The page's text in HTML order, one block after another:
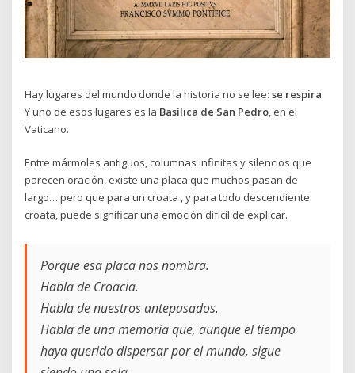
Hay lugares del mundo donde la historia no se lee:se respira.
Y uno de esos lugares es la Basílica de San Pedro, en el
Vaticano.
Entre mármoles antiguos, columnas infinitas y silencios que
parecen oración, existe una placa que muchos pasan de
largo… pero que para un croata , y para todo descendiente
croata, puede significar una emoción difícil de explicar.
Porque esa placa nos nombra.
Habla de Croacia.
Habla de nuestros antepasados.
Habla de una memoria que, aunque el tiempo
haya querido dispersar por el mundo, sigue